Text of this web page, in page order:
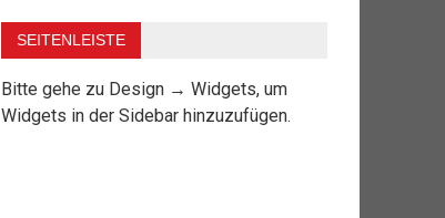
SEITENLEISTE
Bitte gehe zu Design → Widgets, um
Widgets in der Sidebar hinzuzufügen.